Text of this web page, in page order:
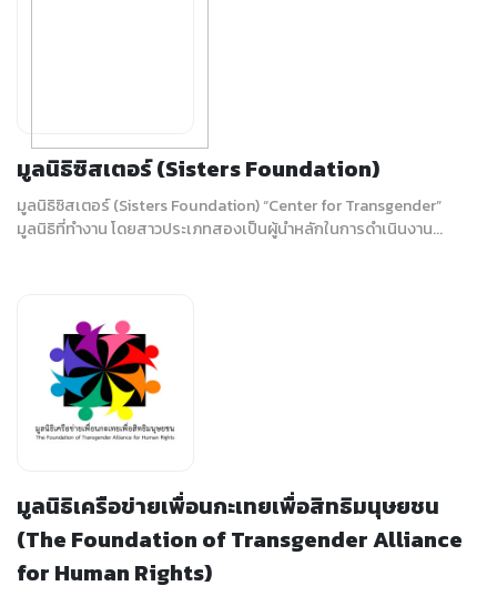
มูลนิธิซิสเตอร์ (Sisters Foundation)
มูลนิธิซิสเตอร์ (Sisters Foundation) “Center for Transgender”
มูลนิธิที่ทำงาน โดยสาวประเภทสองเป็นผู้นำหลักในการดำเนินงาน...
มูลนิธิเครือข่ายเพื่อนกะเทยเพื่อสิทธิมนุษยชน
(The Foundation of Transgender Alliance
for Human Rights)